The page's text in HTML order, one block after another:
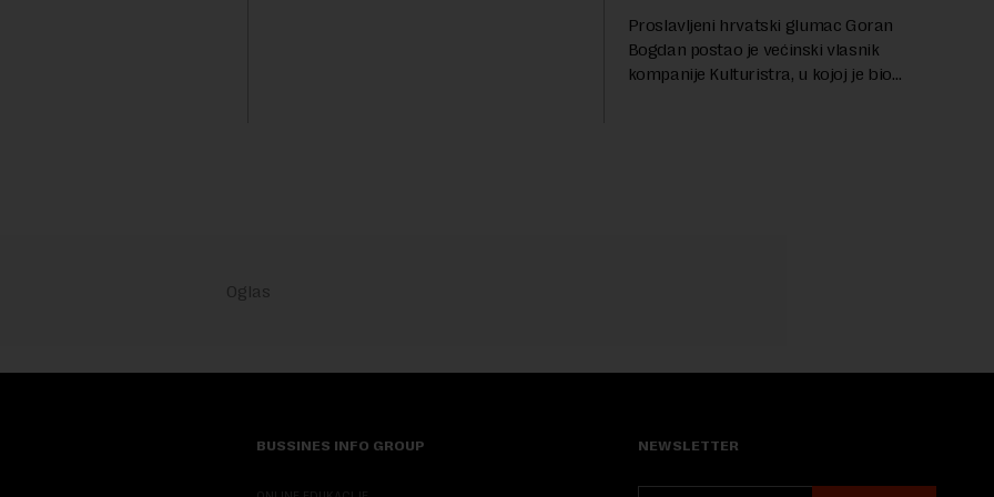
Proslavljeni hrvatski glumac Goran
Bogdan postao je većinski vlasnik
kompanije Kulturistra, u kojoj je bio
BUSSINES INFO GROUP NEWSLETTER